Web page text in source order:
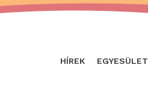
HÍREK EGYESÜLET